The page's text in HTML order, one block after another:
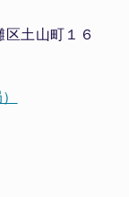
土山町１６